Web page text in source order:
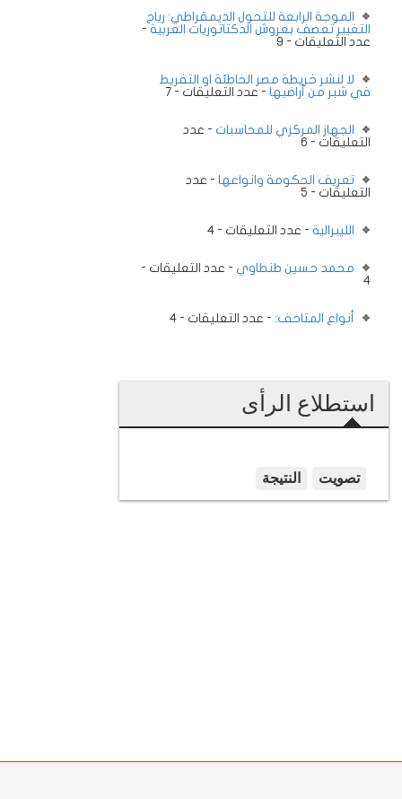
الموجة الرابعة للتحول الديمقراطي: رياح
التغيير تعصف بعروش الدكتاتوريات العربية -
عدد التعليقات - 9
لا لنشر خريطة مصر الخاطئة او التفريط
في شبر من أراضيها - عدد التعليقات - 7
الجهاز المركزي للمحاسبات - عدد
التعليقات - 6
تعريف الحكومة وانواعها - عدد
التعليقات - 5
الليبرالية - عدد التعليقات - 4
محمد حسين طنطاوي - عدد التعليقات -
4
أنواع المتاحف: - عدد التعليقات - 4
استطلاع الرأى